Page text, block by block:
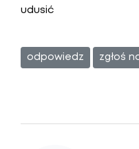
udusić
odpowiedz zgłoś